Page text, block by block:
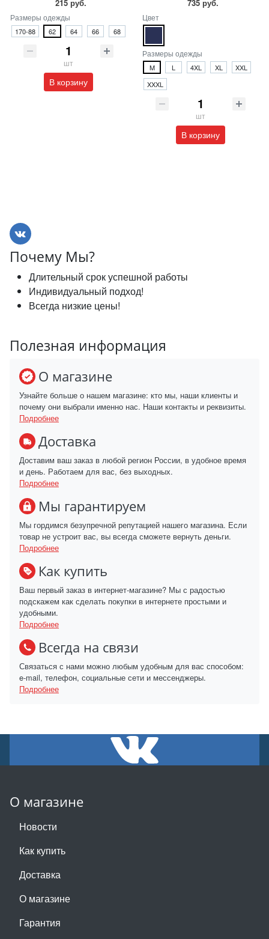
215 руб.
Размеры одежды
170-88 62 64 66 68
шт
В корзину
735 руб.
Цвет
Размеры одежды
M L 4XL XL
XXL
XXXL
шт
В корзину
Почему Мы?
Длительный срок успешной работы
Индивидуальный подход!
Всегда низкие цены!
Полезная информация
О магазине
Узнайте больше о нашем магазине: кто мы, наши клиенты и
почему они выбрали именно нас. Наши контакты и реквизиты.
Подробнее
Доставка
Доставим ваш заказ в любой регион России, в удобное время
и день. Работаем для вас, без выходных.
Подробнее
Мы гарантируем
Мы гордимся безупречной репутацией нашего магазина. Если
товар не устроит вас, вы всегда сможете вернуть деньги.
Подробнее
Как купить
Ваш первый заказ в интернет-магазине? Мы с радостью
подскажем как сделать покупки в интернете простыми и
удобными.
Подробнее
Всегда на связи
Связаться с нами можно любым удобным для вас способом:
e-mail, телефон, социальные сети и мессенджеры.
Подробнее
О магазине
Новости
Как купить
Доставка
О магазине
Гарантия